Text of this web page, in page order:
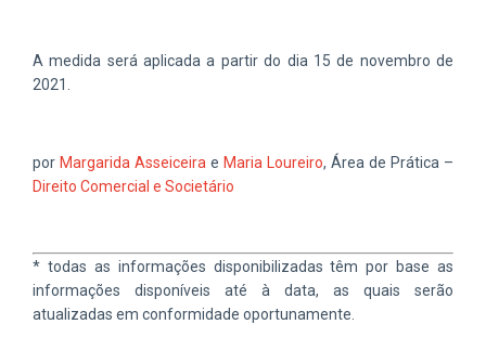
A medida será aplicada a partir do dia 15 de novembro de
2021.
por Margarida Asseiceira e Maria Loureiro, Área de Prática –
Direito Comercial e Societário
* todas as informações disponibilizadas têm por base as
informações disponíveis até à data, as quais serão
atualizadas em conformidade oportunamente.